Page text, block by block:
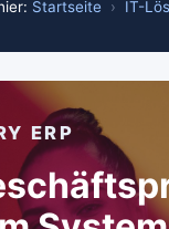
Startseite › IT-
ERP